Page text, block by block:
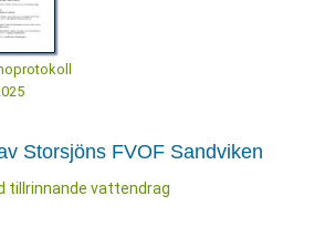
Storsjöns FVOF Sandviken
tillrinnande vattendrag